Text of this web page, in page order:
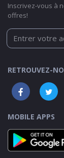
Inscrivez-vous à
offres!
RETROUVEZ-
MOBILE APPS